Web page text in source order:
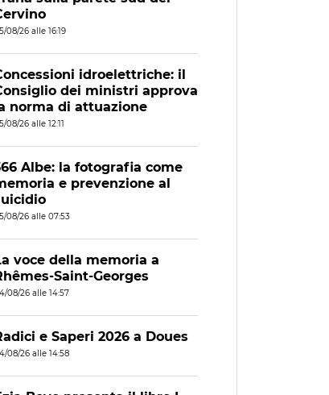
08/26 alle 16:19
idroelettriche: il
dei ministri approva
norma di attuazione
08/26 alle 12:11
Albe: la fotografia come
e prevenzione al
08/26 alle 07:53
voce della memoria a
Saint-Georges
08/26 alle 14:57
e Saperi 2026 a Doues
08/26 alle 14:58